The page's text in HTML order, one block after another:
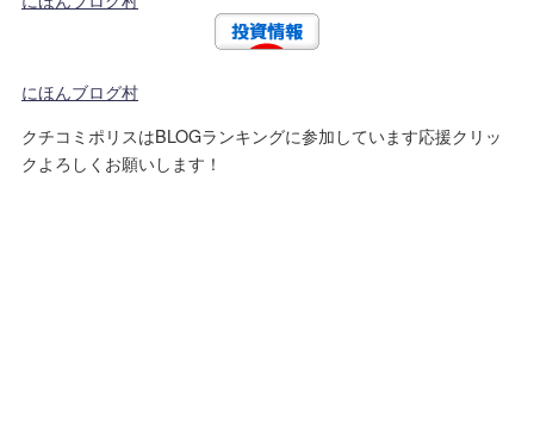
にほんブログ村
クチコミポリスはBLOGランキングに参加しています応援クリッ
クよろしくお願いします！